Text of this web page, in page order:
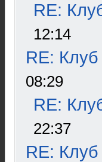
RE:
12:14
RE:
08:29
RE:
22:37
RE: